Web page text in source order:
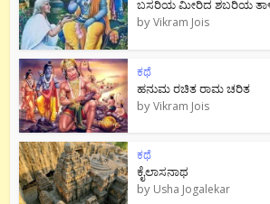
ಬಸರಿಯ ಮೀರಿದ ಶಬರಿಯ
byVikram Jois
ಕಥೆ
ಹನುಮ ರಚಿತ ರಾಮ‌ ಚರಿತ
byVikram Jois
ಕಥೆ
ಕೈಲಾಸನಾಥ
by Usha Jogalekar